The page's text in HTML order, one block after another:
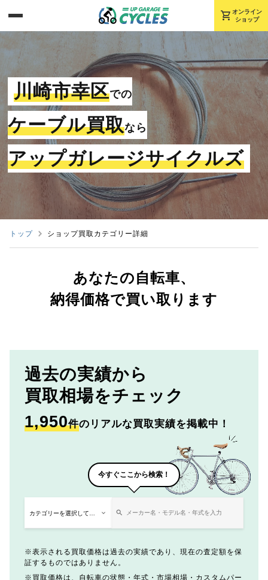
shopping_cart オンライン
ショップ
川崎市幸区での
ケーブル買取なら
アップガレージサイクルズ
トップ ショップ買取カテゴリー詳細
あなたの自転車、
納得価格で買い取ります
過去の実績から
買取相場をチェック
1,950件のリアルな買取実績を掲載中！
今すぐここから検索！
表示される買取価格は過去の実績であり、現在の査定額を保
証するものではありません。
買取価格は、自転車の状態・年式・市場相場・カスタムパー